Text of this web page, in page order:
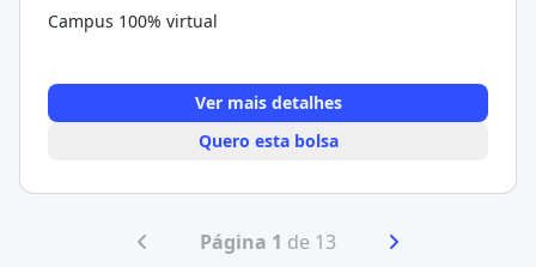
Campus 100% virtual
Ver mais detalhes
Quero esta bolsa
Página 1 de 13